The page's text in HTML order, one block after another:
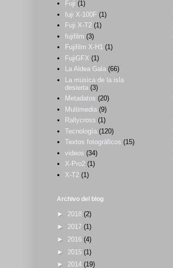
Fuji (1)
fuji X-100F (1)
Fuji X-T2 (1)
fujifilm (3)
Fujifilm X-H1 (1)
FujiGFX (1)
La Aldea Gala (66)
La música de la isla
desierta (3)
Metadatos (20)
Multimedia (9)
Rallycross (1)
Tecnología (120)
Textos fotográficos (15)
videos (34)
X-Pro2 (1)
X-T2 (1)
Archivo del blog
► 2018 (2)
► 2017 (1)
► 2016 (4)
► 2015 (1)
► 2014 (19)